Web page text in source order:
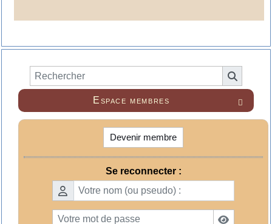

Espace membres
Devenir membre
Se reconnecter :